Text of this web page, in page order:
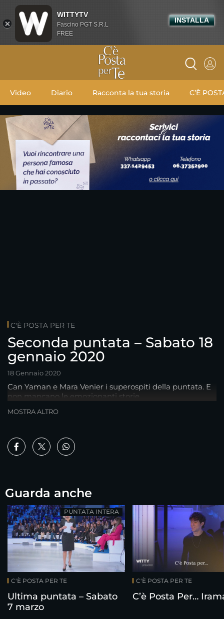
Video Diario Racconta la tua storia C’È
C'È POSTA PER TE
Seconda puntata – Sabato 18
gennaio 2020
18 Gennaio 2020
Can Yaman e Mara Venier i superospiti della puntata. E
non mancano le emozionanti storie.
MOSTRA ALTRO
Guarda anche
C'È POSTA PER TE
Ultima puntata – Sabato
7 marzo
PUNTATA INTERA
C'È POSTA PER TE
C’è Posta Per…
WITTYTV
Fascino PGT S.R.L
FREE
INSTALLA